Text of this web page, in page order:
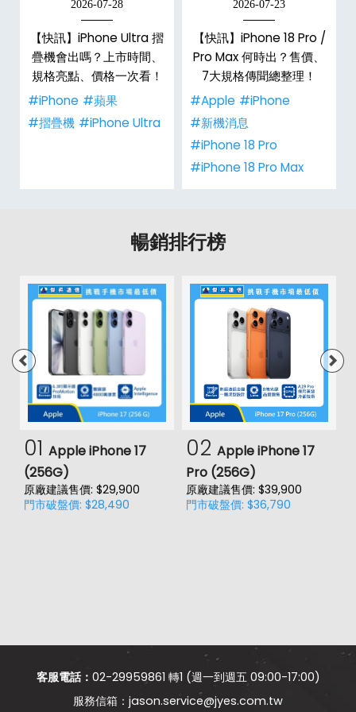
2026-07-28
【快訊】iPhone Ultra 摺
疊機會出嗎？上市時間、
規格亮點、價格一次看！
#iPhone #蘋果
#摺疊機 #iPhone Ultra
2026-07-23
【快訊】iPhone 18 Pro /
Pro Max 何時出？售價、
7大規格傳聞總整理！
#Apple #iPhone
#新機消息
#iPhone 18 Pro
#iPhone 18 Pro Max
暢銷排行榜
01 Apple iPhone 17
(256G)
原廠建議售價: $29,900
門市破盤價: $28,490
02 Apple iPhone 17
Pro (256G)
原廠建議售價: $39,900
門市破盤價: $36,790
客服電話： 02-29959861 轉1 (週一到週五 09:00-17:00)
jason.service@jyes.com.tw